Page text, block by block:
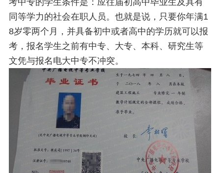
考中专的学生条件是：应往届初高中毕业生及具有
同等学力的社会在职人员。也就是说，只要你年满1
8岁零两个月，并具备初中或者高中的学历就可以报
考，报名学生之前有中专、大专、本科、研究生等
文凭与报名电大中专不冲突。